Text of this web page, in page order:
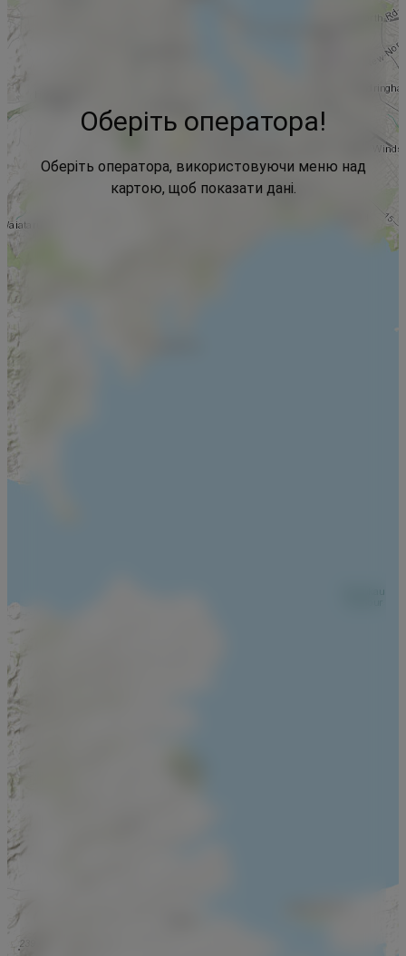
Оберіть оператора!
Оберіть оператора, використовуючи меню над
картою, щоб показати дані.